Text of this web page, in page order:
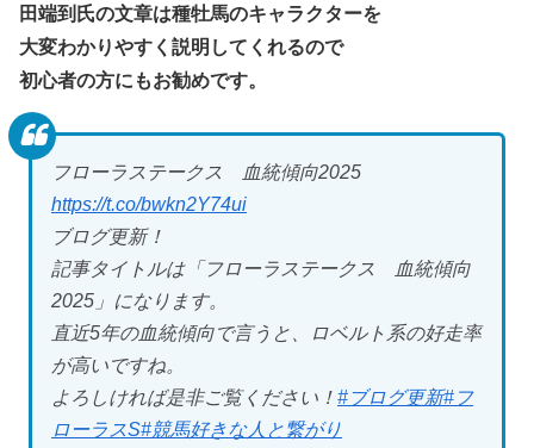
田端到氏の文章は種牡馬のキャラクターを
大変わかりやすく説明してくれるので
初心者の方にもお勧めです。
フローラステークス 血統傾向2025
https://t.co/bwkn2Y74ui
ブログ更新！
記事タイトルは「フローラステークス 血統傾向
2025」になります。
直近5年の血統傾向で言うと、ロベルト系の好走率
が高いですね。
よろしければ是非ご覧ください！ #ブログ更新#フ
ローラスS#競馬好きな人と繋がり